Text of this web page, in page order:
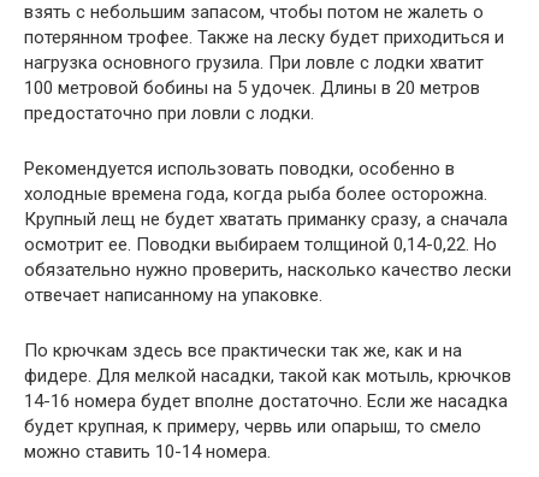
взять с небольшим запасом, чтобы потом не жалеть о
потерянном трофее. Также на леску будет приходиться и
нагрузка основного грузила. При ловле с лодки хватит
100 метровой бобины на 5 удочек. Длины в 20 метров
предостаточно при ловли с лодки.
Рекомендуется использовать поводки, особенно в
холодные времена года, когда рыба более осторожна.
Крупный лещ не будет хватать приманку сразу, а сначала
осмотрит ее. Поводки выбираем толщиной 0,14-0,22. Но
обязательно нужно проверить, насколько качество лески
отвечает написанному на упаковке.
По крючкам здесь все практически так же, как и на
фидере. Для мелкой насадки, такой как мотыль, крючков
14-16 номера будет вполне достаточно. Если же насадка
будет крупная, к примеру, червь или опарыш, то смело
можно ставить 10-14 номера.